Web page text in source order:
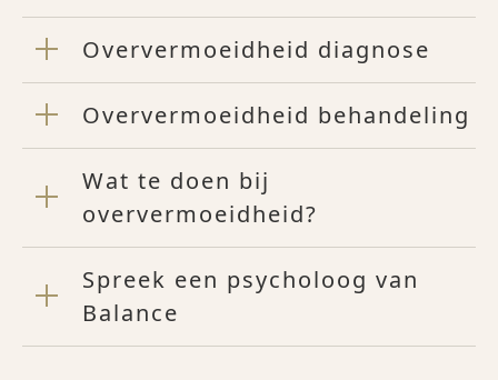
Oververmoeidheid diagnose
Oververmoeidheid behandeling
Wat te doen bij
oververmoeidheid?
Spreek een psycholoog van
Balance